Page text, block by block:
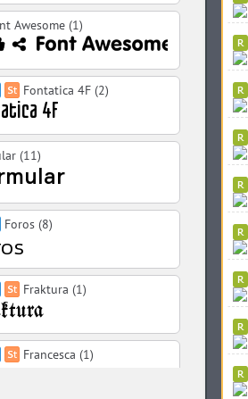
Awesome (1)
Fontatica 4F (2)
(11)
Foros (8)
Fraktura (1)
Francesca (1)